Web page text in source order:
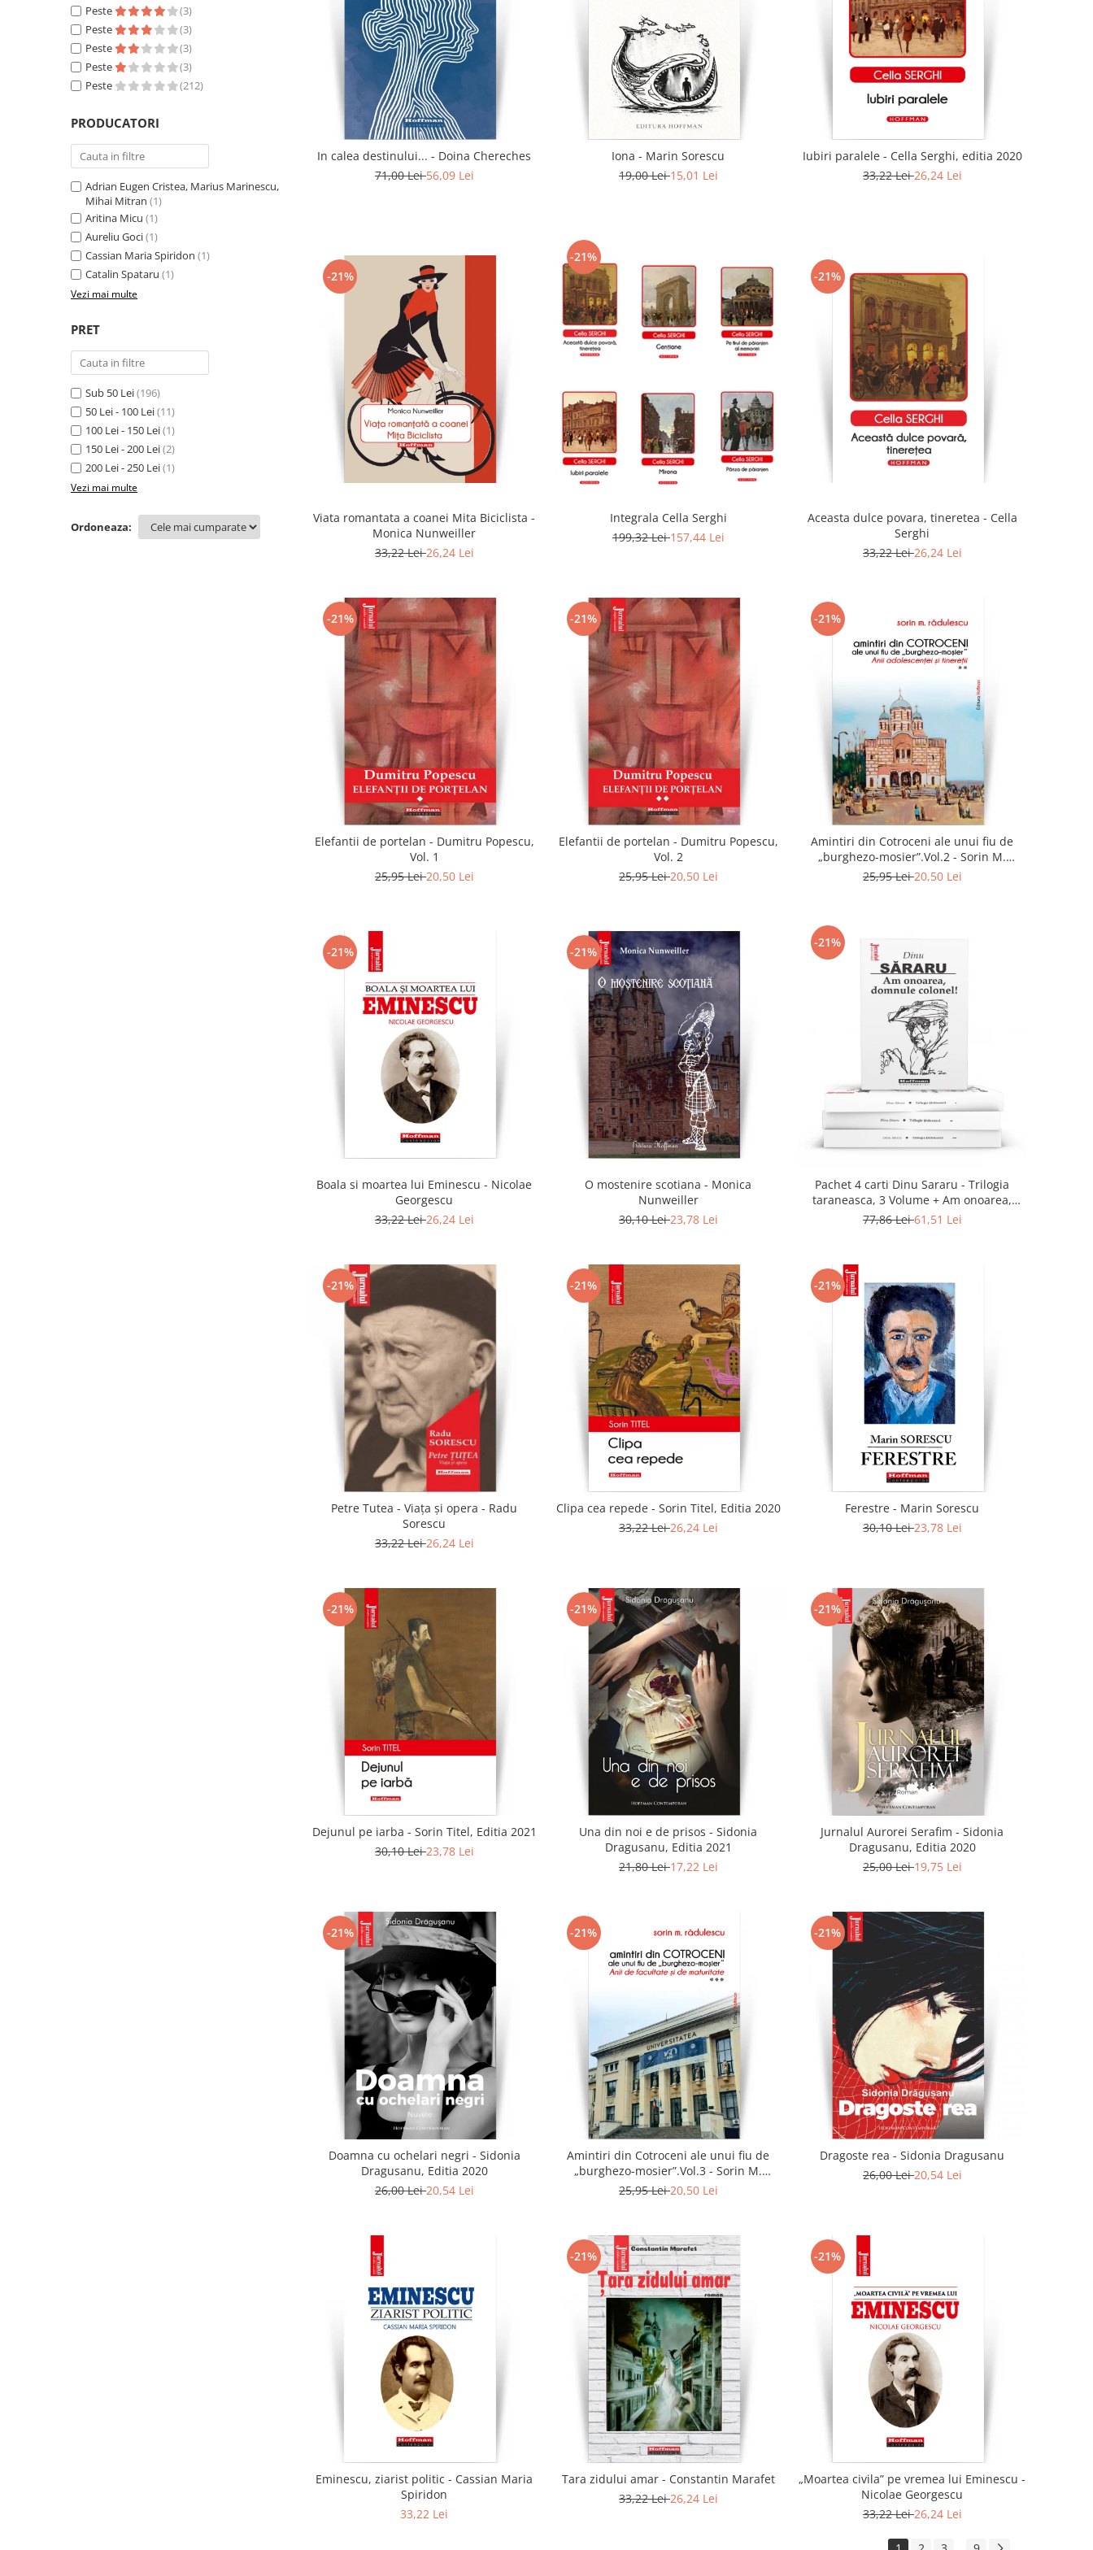
Contemporana
Non-fictiune
Publicistica / Reportaje / Interviuri
Stiinte umaniste
Sociologie si filozofie
Peste
(3)
Peste
(3)
Peste
(3)
Peste
(3)
Peste
(212)
PRODUCATORI
Adrian Eugen Cristea, Marius Marinescu,
Mihai Mitran (1)
Aritina Micu (1)
Aureliu Goci(1)
Cassian Maria Spiridon (1)
Catalin Spataru (1)
Vezi mai multe
PRET
Sub 50 Lei(196)
50 Lei - 100 Lei(11)
100 Lei - 150 Lei(1)
150 Lei - 200 Lei(2)
200 Lei - 250 Lei(1)
Vezi mai multe
Ordoneaza:
In calea destinului... - Doina Chereches
71,00 Lei56,09 Lei
Iona - Marin Sorescu
19,00 Lei15,01 Lei
Iubiri paralele - Cella Serghi, editia 2020
33,22 Lei26,24 Lei
-21%
Viata romantata a coanei Mita Biciclista -
Monica Nunweiller
33,22 Lei26,24 Lei
-21%
Integrala Cella Serghi
199,32 Lei157,44 Lei
-21%
Aceasta dulce povara, tineretea - Cella
Serghi
33,22 Lei26,24 Lei
-21%
Elefantii de portelan - Dumitru Popescu,
Vol. 1
25,95 Lei20,50 Lei
-21%
Elefantii de portelan - Dumitru Popescu,
Vol. 2
25,95 Lei20,50 Lei
-21%
Amintiri din Cotroceni ale unui fiu de
„burghezo-mosier”.Vol.2 - Sorin M.
Radulescu
25,95 Lei20,50 Lei
-21%
Boala si moartea lui Eminescu - Nicolae
Georgescu
33,22 Lei26,24 Lei
-21%
O mostenire scotiana - Monica
Nunweiller
30,10 Lei23,78 Lei
-21%
Pachet 4 carti Dinu Sararu - Trilogia
taraneasca, 3 Volume + Am onoarea,
domnule colonel!
77,86 Lei61,51 Lei
-21%
Petre Tutea - Viaţa şi opera - Radu
Sorescu
33,22 Lei26,24 Lei
-21%
Clipa cea repede - Sorin Titel, Editia 2020
33,22 Lei26,24 Lei
-21%
Ferestre - Marin Sorescu
30,10 Lei23,78 Lei
-21%
Dejunul pe iarba - Sorin Titel, Editia 2021
30,10 Lei23,78 Lei
-21%
Una din noi e de prisos - Sidonia
Dragusanu, Editia 2021
21,80 Lei17,22 Lei
-21%
Jurnalul Aurorei Serafim - Sidonia
Dragusanu, Editia 2020
25,00 Lei19,75 Lei
-21%
Doamna cu ochelari negri - Sidonia
Dragusanu, Editia 2020
26,00 Lei20,54 Lei
-21%
Amintiri din Cotroceni ale unui fiu de
„burghezo-mosier”.Vol.3 - Sorin M.
Radulescu
25,95 Lei20,50 Lei
-21%
Dragoste rea - Sidonia Dragusanu
26,00 Lei20,54 Lei
Eminescu, ziarist politic - Cassian Maria
Spiridon
33,22 Lei
-21%
Tara zidului amar - Constantin Marafet
33,22 Lei26,24 Lei
-21%
„Moartea civila” pe vremea lui Eminescu -
Nicolae Georgescu
33,22 Lei26,24 Lei